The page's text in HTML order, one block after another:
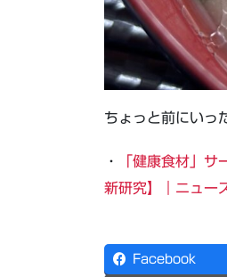
ちょっと前にいっ
・
「健康食材」
新研究】｜ニュー
Facebook